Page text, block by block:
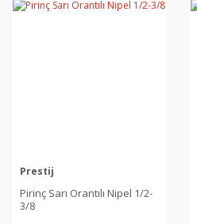
Prestij
Pirinç Sarı Orantılı Nipel 1/2-
3/8